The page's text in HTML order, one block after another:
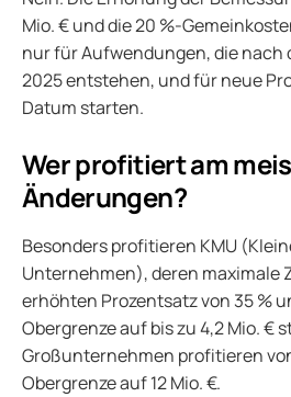
Mio. € und die 20 %-
nur für Aufwendungen, die nach
2025 entstehen, und für neue
Datum starten.
Wer profitiert am
Änderungen?
Besonders profitieren KMU
Unternehmen), deren maximale
erhöhten Prozentsatz von 35 %
Obergrenze auf bis zu 4,2 Mio. €
Großunternehmen profitieren
Obergrenze auf 12 Mio. €.